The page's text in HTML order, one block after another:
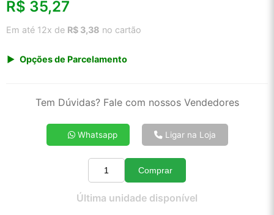
R$ 35,27
Em até 12x de R$ 3,38 no cartão
Opções de Parcelamento
2x de R$ 18,90
4x de R$ 9,59
5x de R$ 7,72
Tem Dúvidas? Fale com nossos Vendedores
Whatsapp Ligar na Loja
Quantidade
Comprar
Última unidade disponível